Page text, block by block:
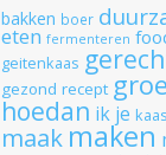
bakken boer
eten fermenteren
geitenkaas
gezond recept
hoedan ik je kaas
maak maken